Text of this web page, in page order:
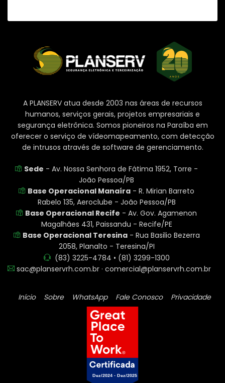
A PLANSERV atua desde 2003 nas áreas de recursos
humanos, serviços gerais, projetos empresariais e
segurança eletrônica. Somos pioneiros na Paraíba em
oferecer o serviço de vídeomapeamento, com detecção
de intrusos através de software de gerenciamento.
Sede - Av. Nossa Senhora de Fátima 1952, Torre -
João Pessoa/PB
Base Operacional Manaíra - R. Mirian Barreto
Rabelo 135, Aeroclube - João Pessoa/PB
Base Operacional Recife - Av. Gov. Agamenon
Magalhães 431, Paissandu - Recife/PE
Base Operacional Teresina- Rua Basilio Bezerra
2058, Planalto - Teresina/PI
(83) 3225-4784 • (81) 3299-1300
sac@planservrh.com.br · comercial@planservrh.com.br
Início Sobre WhatsApp Fale Conosco Privacidade